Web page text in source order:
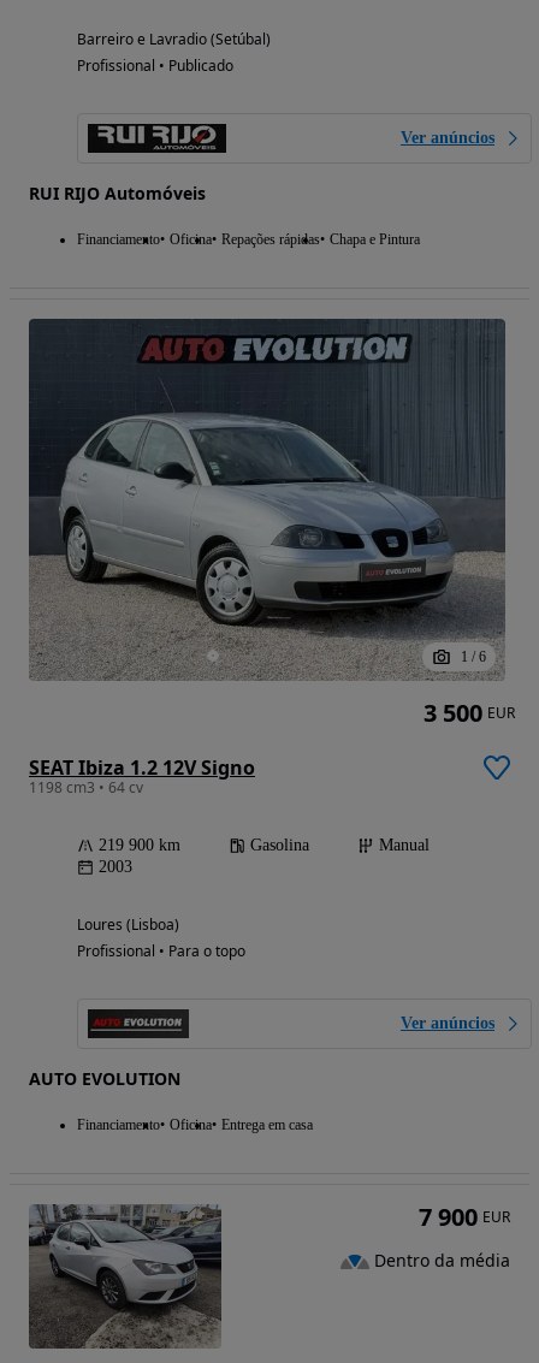
Barreiro e Lavradio (Setúbal)
Profissional • Publicado
Ver anúncios
RUI RIJO Automóveis
Financiamento Oficina Repações rápidas Chapa e Pintura
1 / 6
SEAT Ibiza 1.2 12V Signo
1198 cm3 • 64 cv
219 900 km Gasolina
Manual
2003
Loures (Lisboa)
Profissional • Para o topo
Ver anúncios
AUTO EVOLUTION
Financiamento Oficina Entrega em casa
3 500 EUR
7 900 EUR
Dentro da média